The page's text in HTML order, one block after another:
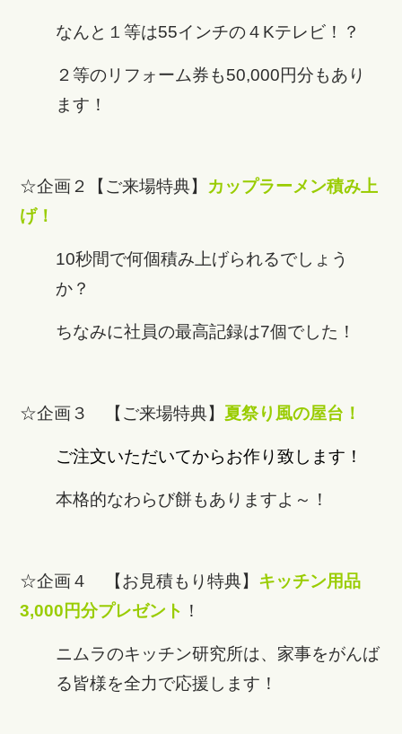
なんと１等は55インチの４Kテレビ！？
２等のリフォーム券も50,000円分もあり
ます！
☆企画２【ご来場特典】 カップラーメン積み上
げ！
10秒間で何個積み上げられるでしょう
か？
ちなみに社員の最高記録は7個でした！
☆企画３ 【ご来場特典】 夏祭り風の屋台！
ご注文いただいてからお作り致します！
本格的なわらび餅もありますよ～！
☆企画４ 【お見積もり特典】 キッチン用品
3,000円分プレゼント ！
ニムラのキッチン研究所は、家事をがんば
る皆様を全力で応援します！